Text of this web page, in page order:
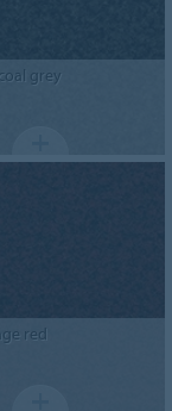
grey
red